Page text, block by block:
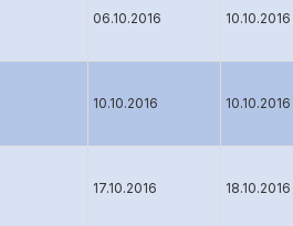
06.10.2016 10.10.2016
10.10.2016 10.10.2016
17.10.2016 18.10.2016